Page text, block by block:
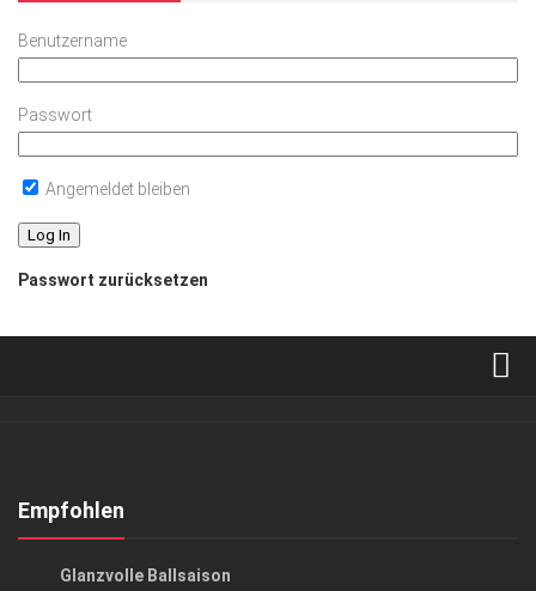
Benutzername
Passwort
Angemeldet bleiben
Passwort zurücksetzen
Kontakt, Impressum
Empfohlen
Glanzvolle Ballsaison